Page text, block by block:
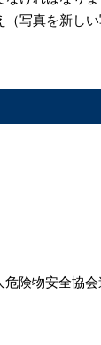
写真を新し
険物安全協